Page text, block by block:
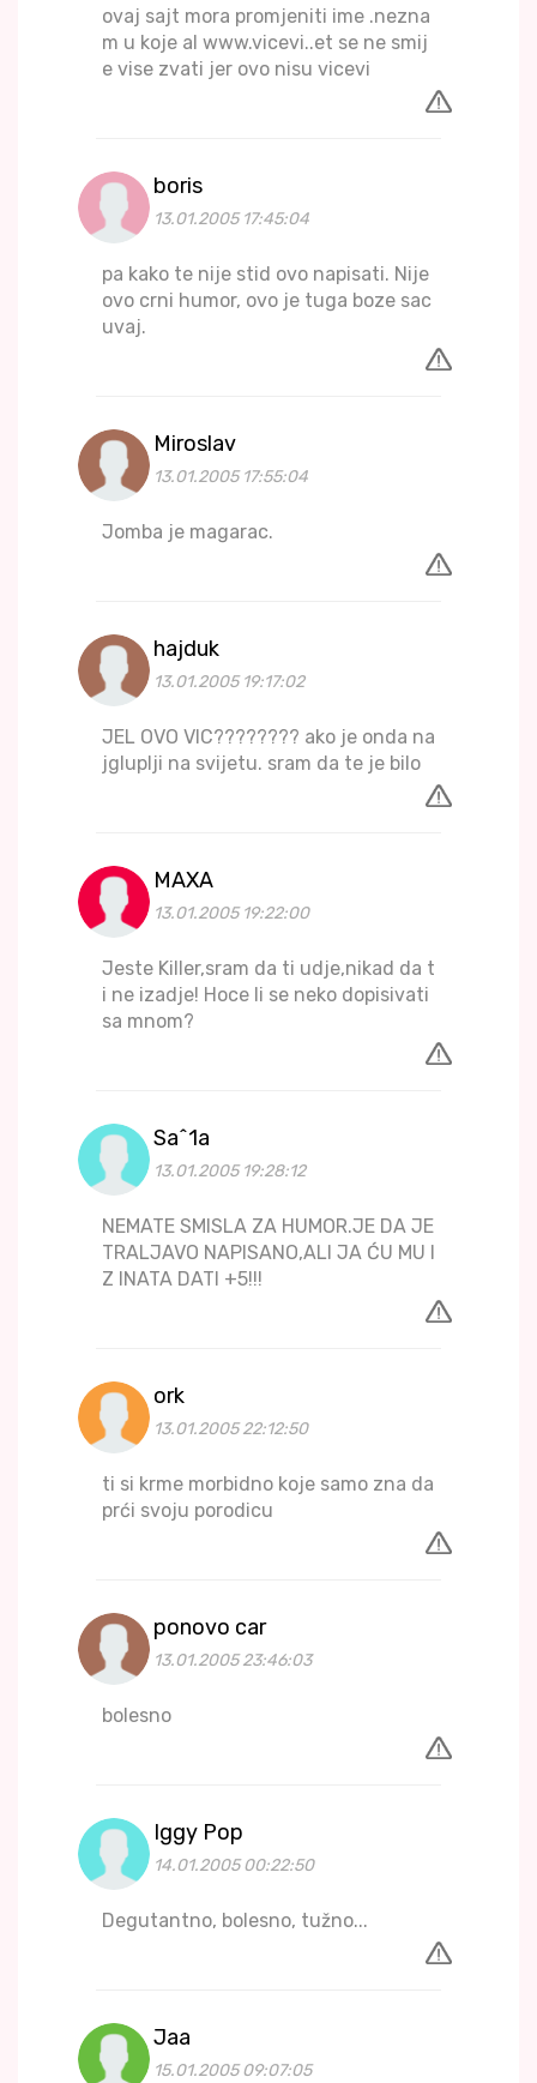
ovaj sajt mora promjeniti ime .nezna
m u koje al www.vicevi..et se ne smij
e vise zvati jer ovo nisu vicevi
boris
13.01.2005 17:45:04
pa kako te nije stid ovo napisati. Nije
ovo crni humor, ovo je tuga boze sac
uvaj.
Miroslav
13.01.2005 17:55:04
Jomba je magarac.
hajduk
13.01.2005 19:17:02
JEL OVO VIC???????? ako je onda na
jgluplji na svijetu. sram da te je bilo
MAXA
13.01.2005 19:22:00
Jeste Killer,sram da ti udje,nikad da t
i ne izadje! Hoce li se neko dopisivati
sa mnom?
Sa^1a
13.01.2005 19:28:12
NEMATE SMISLA ZA HUMOR.JE DA JE
TRALJAVO NAPISANO,ALI JA ĆU MU I
Z INATA DATI +5!!!
ork
13.01.2005 22:12:50
ti si krme morbidno koje samo zna da
prći svoju porodicu
ponovo car
13.01.2005 23:46:03
bolesno
Iggy Pop
14.01.2005 00:22:50
Degutantno, bolesno, tužno...
Jaa
15.01.2005 09:07:05